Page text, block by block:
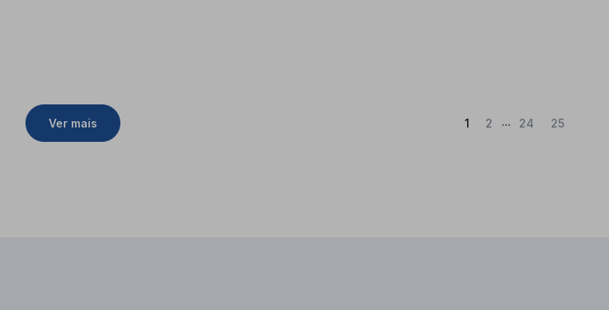
Ver mais 1(Atual)
2 ... 24 25